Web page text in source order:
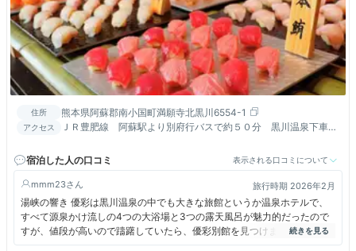
住所 熊本県阿蘇郡南小国町満願寺北黒川6554-1
アクセス
ＪＲ豊肥線 阿蘇駅より別府行バスで約５０分 黒川温泉下車徒
宿泊した人の口コミ
表示される口コミについて
mmm23 旅行時期 2026年2月
湯峡の響き 優彩は黒川温泉の中でも大きな旅館というか温泉ホテルで、
すべて源泉かけ流しの4つの大浴場と3つの露天風呂が魅力的だったので
すが、値段が高いので躊躇していたら、優彩別館を見つけました。宿泊は
別館でしたが、お風呂はここ本館のものを使わしてもらいました。ゆった